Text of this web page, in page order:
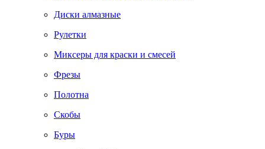
Диски алмазные
Рулетки
Миксеры для краски и смесей
Фрезы
Полотна
Скобы
Буры